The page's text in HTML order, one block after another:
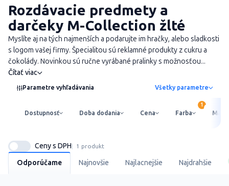
Rozdávacie predmety a
darčeky M-Collection žlté
Myslíte aj na tých najmenších a podarujte im hračky, alebo sladkosti
s logom vašej firmy. Špecialitou sú reklamné produkty z cukru a
čokolády. Novinkou sú ručne vyrábané pralinky s možnosťou...
Čítať viac
Parametre vyhľadávania Všetky parametre
Dostupnosť Doba dodania Cena Farba
Odporúčame Najnovšie Najlacnejšie Najdrahšie
Ceny s DPH 1 produkt